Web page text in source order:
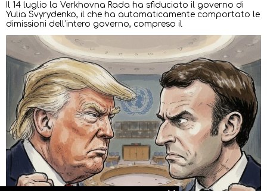
Il 14 luglio la Verkhovna Rada ha sfiduciato il governo di
Yulia Svyrydenko, il che ha automaticamente comportato le
dimissioni dell’intero governo, compreso il